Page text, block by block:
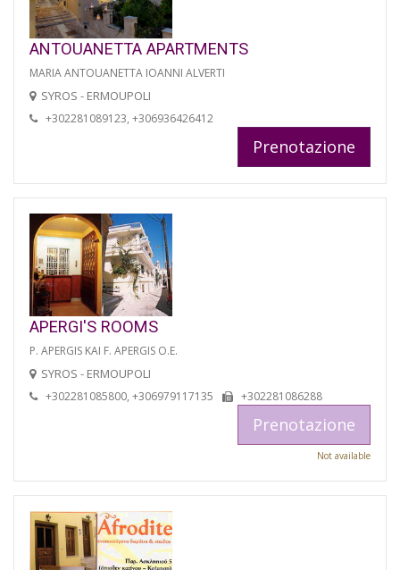
ANTOUANETTA APARTMENTS
MARIA ANTOUANETTA IOANNI ALVERTI
SYROS - ERMOUPOLI
+302281089123, +306936426412
Prenotazione
APERGI'S ROOMS
P. APERGIS KAI F. APERGIS O.E.
SYROS - ERMOUPOLI
+302281085800, +306979117135 +302281086288
Prenotazione
Not available